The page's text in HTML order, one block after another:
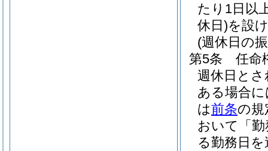
たり1日以
休日)を設
(週休日の
第5条
任命
週休日と
ある場合
は前条の規
おいて「
る勤務日